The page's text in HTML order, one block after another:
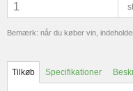
Bemærk: når du køber vin,
Tilkøb Specifikationer